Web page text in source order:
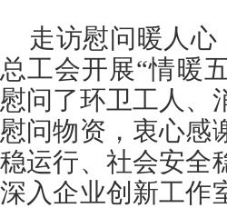
走访慰问暖人
总工会开展“情暖
慰问了环卫工人、
慰问物资，衷心感
稳运行、社会安全
深入企业创新工作